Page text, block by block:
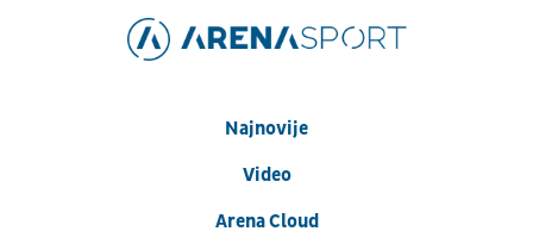
Najnovije
Video
Arena Cloud